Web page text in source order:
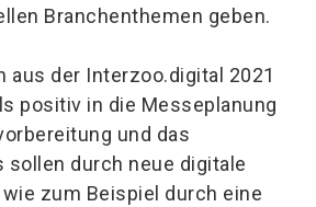
Branchenthemen geben.
aus der Interzoo.digital 2021
positiv in die Messeplanung
und das
sollen durch neue digitale
zum Beispiel durch eine